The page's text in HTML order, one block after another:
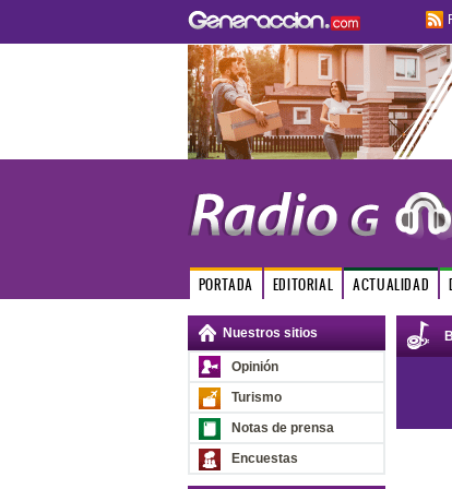
PORTADA EDITORIAL ACTUALIDAD
Nuestros sitios
Opinión
Turismo
Notas de prensa
Encuestas